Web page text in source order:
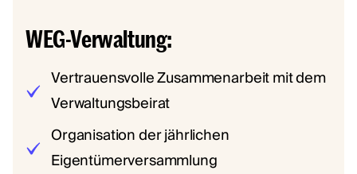
WEG-Verwaltung:
Vertrauensvolle Zusammenarbeit mit dem
Verwaltungsbeirat
Organisation der jährlichen
Eigentümerversammlung